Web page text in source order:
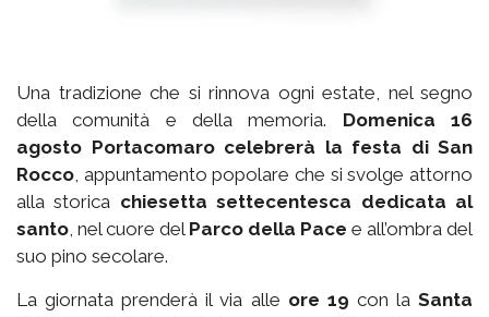
Una tradizione che si rinnova ogni estate, nel segno
della comunità e della memoria. Domenica 16
agosto Portacomaro celebrerà la festa di San
Rocco, appuntamento popolare che si svolge attorno
alla storica chiesetta settecentesca dedicata al
santo, nel cuore del Parco della Pace e all’ombra del
suo pino secolare.
La giornata prenderà il via alle ore 19 con laSanta